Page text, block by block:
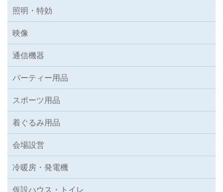
照明・特効
映像
通信機器
パーティー用品
スポーツ用品
着ぐるみ用品
会場設営
冷暖房・発電機
仮設ハウス・トイレ